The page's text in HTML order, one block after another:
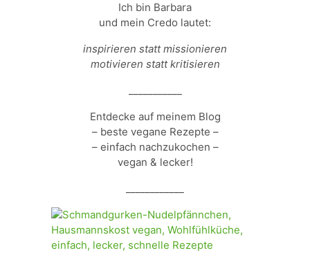
Ich bin Barbara
und mein Credo lautet:
inspirieren statt missionieren
motivieren statt kritisieren
Entdecke auf meinem Blog
– beste vegane Rezepte –
– einfach nachzukochen –
vegan & lecker!